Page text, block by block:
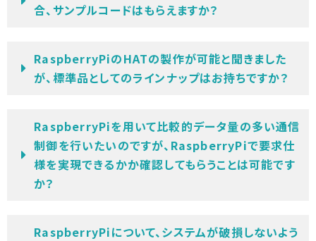
合、サンプルコードはもらえますか？
RaspberryPiのHATの製作が可能と聞きました
が、標準品としてのラインナップはお持ちですか？
RaspberryPiを用いて比較的データ量の多い通信
制御を行いたいのですが、RaspberryPiで要求仕
様を実現できるかか確認してもらうことは可能です
か？
RaspberryPiについて、システムが破損しないよう